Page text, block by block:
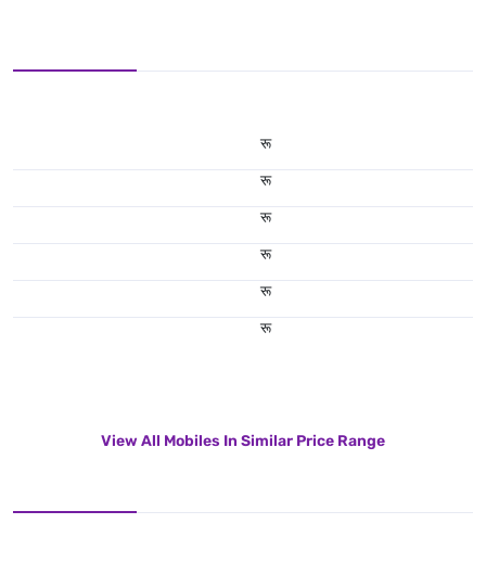
रू
रू
रू
रू
रू
रू
View All Mobiles In Similar Price Range